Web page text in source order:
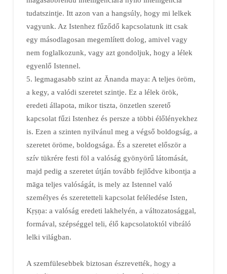
tudatszintje. Itt azon van a hangsúly, hogy mi lelkek
vagyunk. Az Istenhez fűződő kapcsolatunk itt csak
egy másodlagosan megemlített dolog, amivel vagy
nem foglalkozunk, vagy azt gondoljuk, hogy a lélek
egyenlő Istennel.
5. legmagasabb szint az Ānanda maya: A teljes öröm,
a kegy, a valódi szeretet szintje. Ez a lélek örök,
eredeti állapota, mikor tiszta, önzetlen szerető
kapcsolat fűzi Istenhez és persze a többi élőlényekhez
is. Ezen a szinten nyilvánul meg a végső boldogság, a
szeretet öröme, boldogsága. És a szeretet először a
szív tükrére festi föl a valóság gyönyörű látomását,
majd pedig a szeretet útján tovább fejlődve kibontja a
māga teljes valóságát, is mely az Istennel való
személyes és szeretetteli kapcsolat feléledése Isten,
Kṛṣṇa: a valóság eredeti lakhelyén, a változatosággal,
formával, szépséggel teli, élő kapcsolatoktól vibráló
lelki világban.
A szemfülesebbek biztosan észrevették, hogy a